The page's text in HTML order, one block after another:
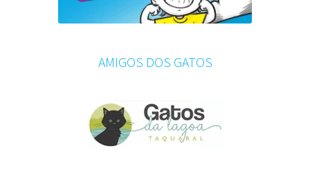
AMIGOS DOS GATOS